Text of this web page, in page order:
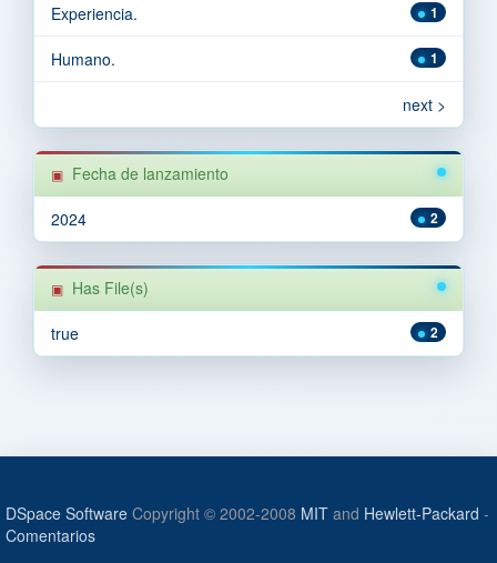
1
Experiencia.
1
Humano.
next >
Fecha de lanzamiento
2
2024
Has File(s)
2
true
DSpace Software Copyright © 2002-2008 MIT and Hewlett-Packard -
Comentarios